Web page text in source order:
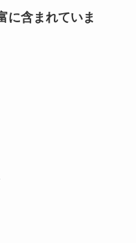
に含まれていま